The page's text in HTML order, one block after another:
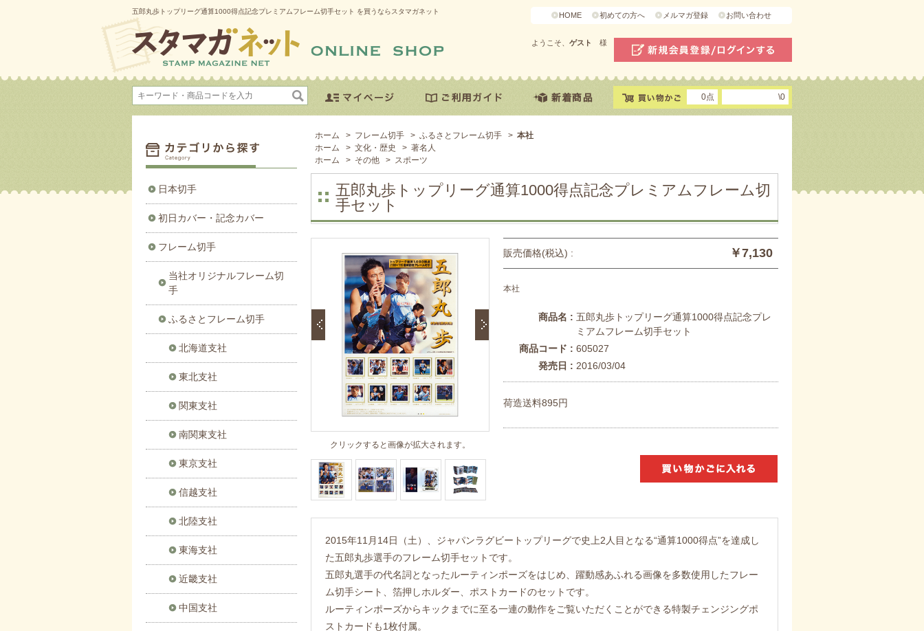
五郎丸歩トップリーグ通算1000得点記念プレミアムフレーム切手セット を買うならスタマガネット HOME 初めての方へ メルマガ登録 お問い合わせ
ようこそ、 ゲスト 様
0点 \0
ホーム > フレーム切手 > ふるさとフレーム切手 > 本社
ホーム
> 文化・歴史 > 著名人
ホーム
> その他 > スポーツ
五郎丸歩トップリーグ通算1000得点記念プレミアムフレーム切
手セット
クリックすると画像が拡大されます。
販売価格(税込) : ￥7,130
本社
商品名 : 五郎丸歩トップリーグ通算1000得点記念プレ
ミアムフレーム切手セット
商品コード : 605027
発売日 : 2016/03/04
荷造送料895円
2015年11月14日（土）、ジャパンラグビートップリーグで史上2人目となる“通算1000得点”を達成し
た五郎丸歩選手のフレーム切手セットです。
五郎丸選手の代名詞となったルーティンポーズをはじめ、躍動感あふれる画像を多数使用したフレー
ム切手シート、箔押しホルダー、ポストカードのセットです。
ルーティンポーズからキックまでに至る一連の動作をご覧いただくことができる特製チェンジングポ
ストカードも1枚付属。
日本切手
初日カバー・記念カバー
フレーム切手
当社オリジナルフレーム切
手
ふるさとフレーム切手
北海道支社
東北支社
関東支社
南関東支社
東京支社
信越支社
北陸支社
東海支社
近畿支社
中国支社